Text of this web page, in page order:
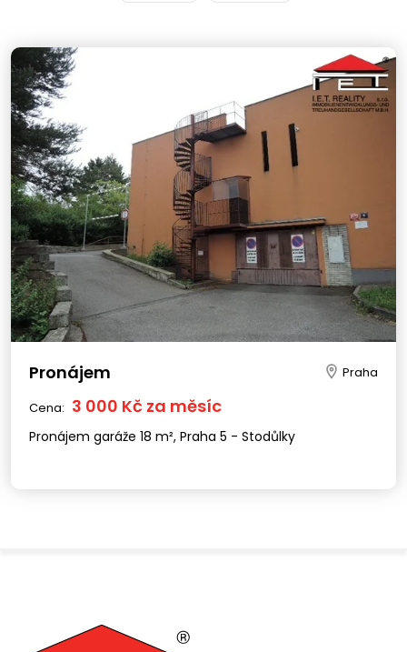
Pronájem Praha
Cena: 3 000 Kč za měsíc
Pronájem garáže 18 m², Praha 5 - Stodůlky